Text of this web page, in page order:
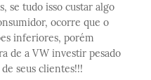
se tudo isso custar algo
ocorre que o
inferiores, porém
de a VW investir pesado
seus clientes!!!